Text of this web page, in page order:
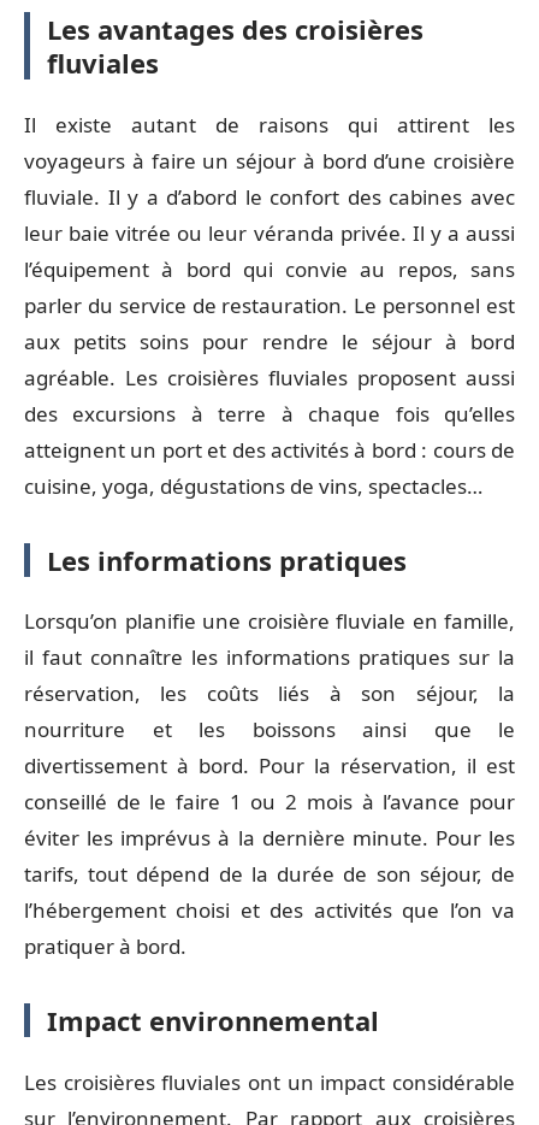
Les avantages des croisières
fluviales
Il existe autant de raisons qui attirent les
voyageurs à faire un séjour à bord d’une croisière
fluviale. Il y a d’abord le confort des cabines avec
leur baie vitrée ou leur véranda privée. Il y a aussi
l’équipement à bord qui convie au repos, sans
parler du service de restauration. Le personnel est
aux petits soins pour rendre le séjour à bord
agréable. Les croisières fluviales proposent aussi
des excursions à terre à chaque fois qu’elles
atteignent un port et des activités à bord : cours de
cuisine, yoga, dégustations de vins, spectacles…
Les informations pratiques
Lorsqu’on planifie une croisière fluviale en famille,
il faut connaître les informations pratiques sur la
réservation, les coûts liés à son séjour, la
nourriture et les boissons ainsi que le
divertissement à bord. Pour la réservation, il est
conseillé de le faire 1 ou 2 mois à l’avance pour
éviter les imprévus à la dernière minute. Pour les
tarifs, tout dépend de la durée de son séjour, de
l’hébergement choisi et des activités que l’on va
pratiquer à bord.
Impact environnemental
Les croisières fluviales ont un impact considérable
sur l’environnement. Par rapport aux croisières